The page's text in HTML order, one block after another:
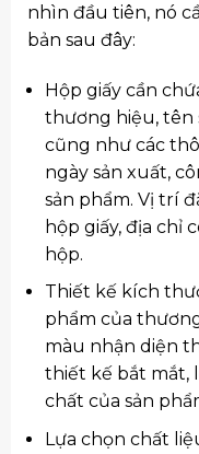
nhìn đầu tiên, nó
bản sau đây:
Hộp giấy cần
thương hiệu, tên
cũng như các
ngày sản xuất,
sản phẩm. Vị trí
hộp giấy, địa chỉ
hộp.
Thiết kế kích
phẩm của
màu nhận diện
thiết kế bắt mắt,
chất của sản
Lựa chọn chất